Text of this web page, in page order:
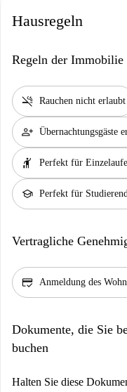
Hausregeln
Regeln der Immobilie
smoke_free Rauchen nicht erlaubt
person_add Übernachtungsgäste
hail Perfekt für
school Perfekt für
Vertragliche
credit_score Anmeldung des
Dokumente, die Sie
buchen
Halten Sie diese